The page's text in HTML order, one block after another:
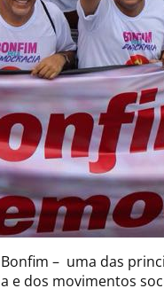
– uma das
e dos movimentos